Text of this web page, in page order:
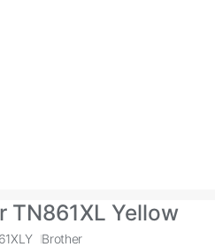
TN861XL Yellow
Brother